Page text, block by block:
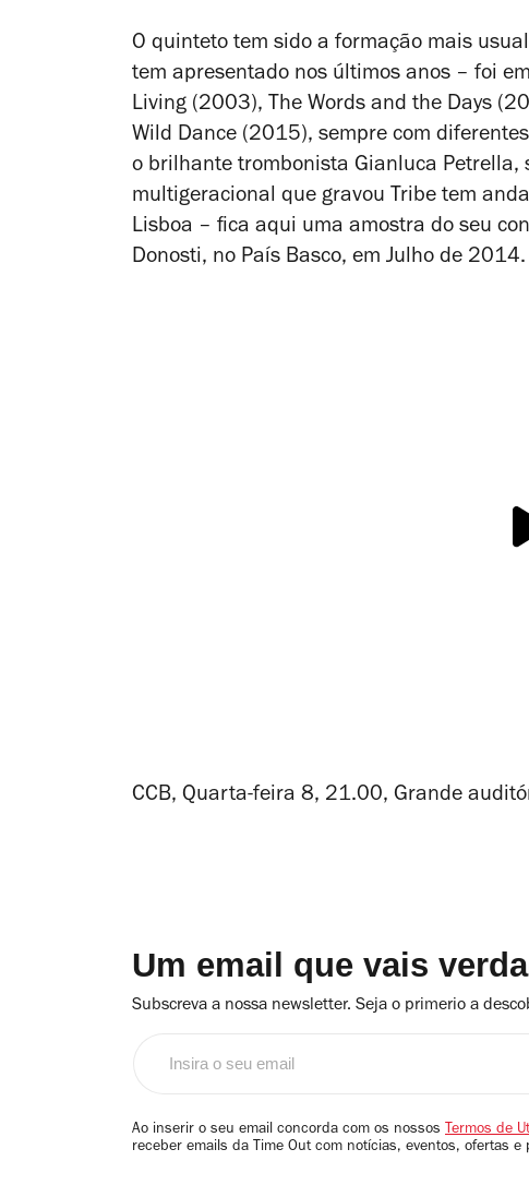
O quinteto tem sido a formação mais
tem apresentado nos últimos anos – foi
Living (2003), The Words and the Days
Wild Dance (2015), sempre com
o brilhante trombonista Gianluca Petrella,
multigeracional que gravou Tribe tem
Lisboa – fica aqui uma amostra do seu
Donosti, no País Basco, em Julho de 2014.
CCB, Quarta-feira 8, 21.00, Grande
Um email que vais
Subscreva a nossa newsletter. Seja o primerio a
email
Ao inserir o seu email concorda com os nossos Termos de
receber emails da Time Out com notícias, eventos, ofertas e